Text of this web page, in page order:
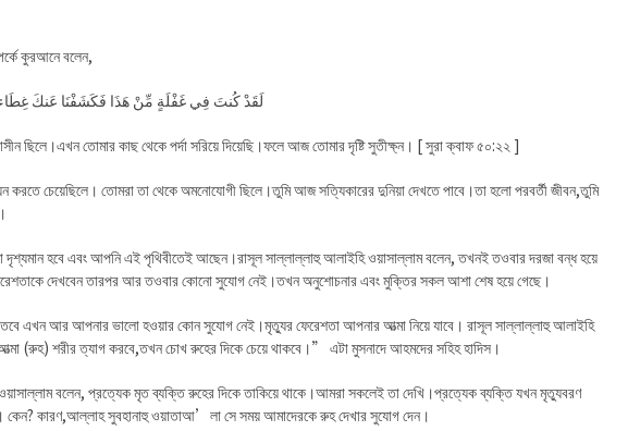
কুরআনে বলেন,
لَقَدْ كُنتَ فِي غَفْلَةٍ مِّنْ هَذَا فَكَشَفْنَا عَنكَ
ছিলে।এখন তোমার কাছ থেকে পর্দা সরিয়ে দিয়েছি।ফলে আজ তোমার দৃষ্টি সুতীক্ষ্ন। [ সুরা ক্বাফ ৫০:২২ ]
করতে চেয়েছিলে। তোমরা তা থেকে অমনোযোগী ছিলে।তুমি আজ সত্যিকারের দুনিয়া দেখতে পাবে।তা হলো পরবর্তী জীবন,তুমি
হবে এবং আপনি এই পৃথিবীতেই আছেন।রাসূল সাল্লাল্লাহু আলাইহি ওয়াসাল্লাম বলেন, তখনই তওবার দরজা বন্ধ হয়ে
দেখবেন তারপর আর তওবার কোনো সুযোগ নেই।তখন অনুশোচনার এবং মুক্তির সকল আশা শেষ হয়ে গেছে।
এখন আর আপনার ভালো হওয়ার কোন সুযোগ নেই।মৃত্যুর ফেরেশতা আপনার আত্মা নিয়ে যাবে। রাসূল সাল্লাল্লাহু আলাইহি
(রুহ) শরীর ত্যাগ করবে,তখন চোখ রুহের দিকে চেয়ে থাকবে।” এটা মুসনাদে আহমদের সহিহ হাদিস।
বলেন, প্রত্যেক মৃত ব্যক্তি রুহের দিকে তাকিয়ে থাকে।আমরা সকলেই তা দেখি।প্রত্যেক ব্যক্তি যখন মৃত্যুবরণ
কেন? কারণ,আল্লাহ সুবহানাহু ওয়াতাআ’লা সে সময় আমাদেরকে রুহ দেখার সুযোগ দেন।